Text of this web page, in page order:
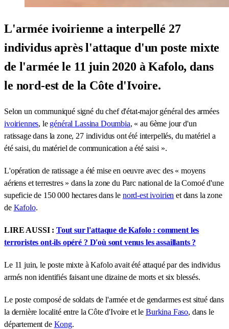
L'armée ivoirienne a interpellé 27
individus après l'attaque d'un poste mixte
de l'armée le 11 juin 2020 à Kafolo, dans
le nord-est de la Côte d'Ivoire.
Selon un communiqué signé du chef d'état-major général des armées
ivoiriennes, le général Lassina Doumbia, « au 6ème jour d'un
ratissage dans la zone, 27 individus ont été interpellés, du matériel a
été saisi, du matériel de communication a été saisi ».
L'opération de ratissage a été mise en oeuvre avec des « moyens
aériens et terrestres » dans la zone du Parc national de la Comoé d'une
supeficie de 150 000 hectares dans le nord-est ivoirien et dans la zone
de Kafolo.
LIRE AUSSI : Tout sur l'attaque de Kafolo : comment les
terroristes ont-ils opéré ? D'où sont venus les assaillants ?
Le 11 juin, le poste mixte à Kafolo avait été attaqué par des individus
armés non identifiés faisant une dizaine de morts et six blessés.
Le poste composé de soldats de l'armée et de gendarmes est situé dans
la dernière localité entre la Côte d'Ivoire et le Burkina Faso, dans le
département de Kong.